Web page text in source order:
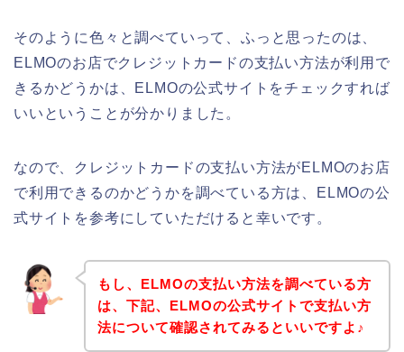
そのように色々と調べていって、ふっと思ったのは、
ELMOのお店でクレジットカードの支払い方法が利用で
きるかどうかは、ELMOの公式サイトをチェックすれば
いいということが分かりました。
なので、クレジットカードの支払い方法がELMOのお店
で利用できるのかどうかを調べている方は、ELMOの公
式サイトを参考にしていただけると幸いです。
もし、ELMOの支払い方法を調べている方
は、下記、ELMOの公式サイトで支払い方
法について確認されてみるといいですよ♪